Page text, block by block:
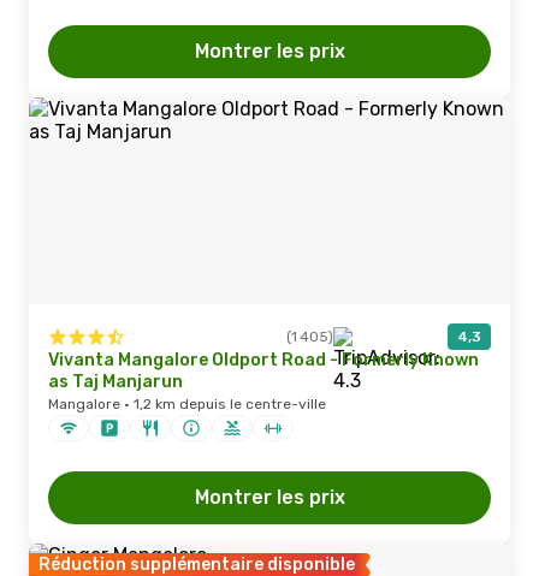
Montrer les prix
(1 405) 4,3
Vivanta Mangalore Oldport Road - Formerly Known
as Taj Manjarun
Mangalore · 1,2 km depuis le centre-ville
Montrer les prix
Réduction supplémentaire disponible